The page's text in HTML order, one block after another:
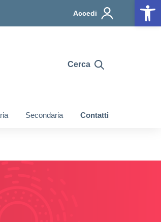
Accedi
Cerca
Secondaria Contatti